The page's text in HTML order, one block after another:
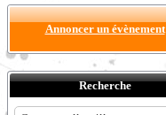
Annoncer un évènement
Recherche